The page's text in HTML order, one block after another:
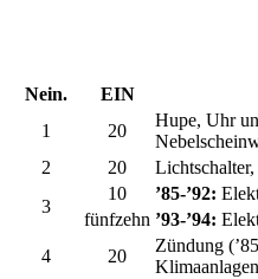
Nein. EIN
1
20
Hupe, Uhr
2
20
3
10 ’85-’92:
fünfzehn ’93-’94:
4
20
Zündung